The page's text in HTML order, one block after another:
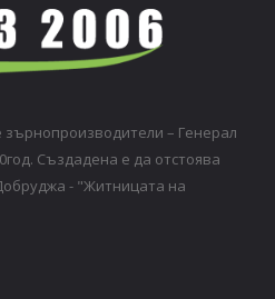
– Генерал
Създадена е да отстоява
- "Житницата на